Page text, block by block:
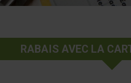
RABAIS AVEC LA